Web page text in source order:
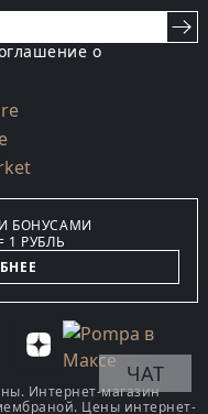
о
БОНУСАМИ
1 РУБЛЬ
Интернет-магазин
Цены интернет-
ЧАТ